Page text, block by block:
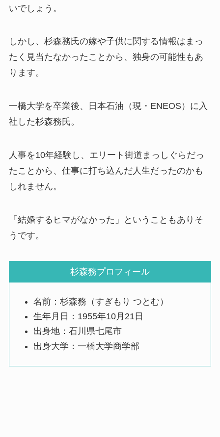
いでしょう。
しかし、杉森務氏の嫁や子供に関する情報はまっ
たく見当たなかったことから、独身の可能性もあ
ります。
一橋大学を卒業後、日本石油（現・ENEOS）に入
社した杉森務氏。
人事を10年経験し、エリート街道まっしぐらだっ
たことから、仕事に打ち込んだ人生だったのかも
しれません。
「結婚するヒマがなかった」ということもありそ
うです。
杉森務プロフィール
名前：杉森務（すぎもり つとむ）
生年月日：1955年10月21日
出身地：石川県七尾市
出身大学：一橋大学商学部